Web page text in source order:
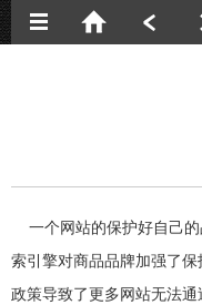
网站优化
签约动态
一个网站的保护好自己的
索引擎对商品品牌加强了
政策导致了更多网站无法